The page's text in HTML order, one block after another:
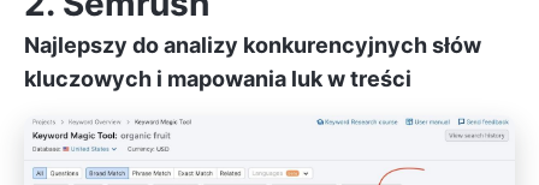
Najlepszy do analizy konkurencyjnych słów
kluczowych i mapowania luk w treści